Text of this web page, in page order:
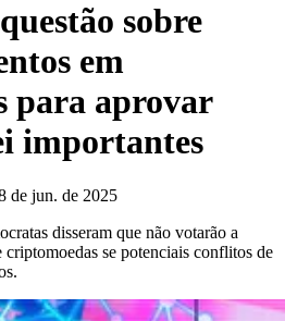
sobre
em
para aprovar
importantes
de jun. de 2025
disseram que não votarão a
se potenciais conflitos de